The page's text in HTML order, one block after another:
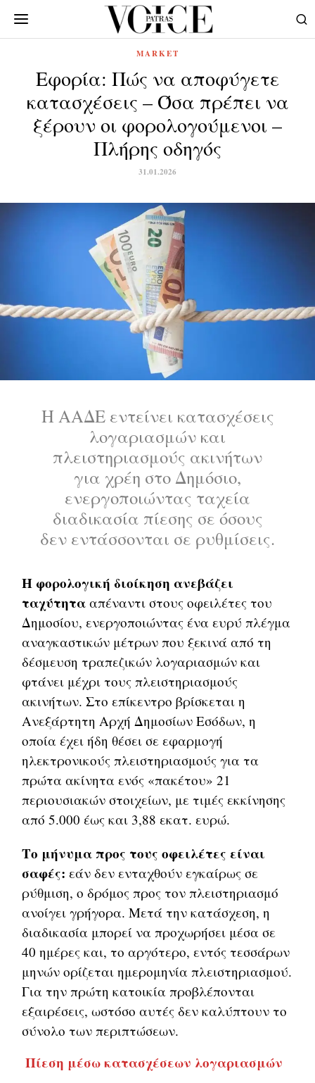
MARKET
Εφορία: Πώς να αποφύγετε
κατασχέσεις – Όσα πρέπει να
ξέρουν οι φορολογούμενοι –
Πλήρης οδηγός
31.01.2026
Η ΑΑΔΕ εντείνει κατασχέσεις
λογαριασμών και
πλειστηριασμούς ακινήτων
για χρέη στο Δημόσιο,
ενεργοποιώντας ταχεία
διαδικασία πίεσης σε όσους
δεν εντάσσονται σε ρυθμίσεις.
Η φορολογική διοίκηση ανεβάζει
ταχύτητα απέναντι στους οφειλέτες του
Δημοσίου, ενεργοποιώντας ένα ευρύ πλέγμα
αναγκαστικών μέτρων που ξεκινά από τη
δέσμευση τραπεζικών λογαριασμών και
φτάνει μέχρι τους πλειστηριασμούς
ακινήτων. Στο επίκεντρο βρίσκεται η
Ανεξάρτητη Αρχή Δημοσίων Εσόδων, η
οποία έχει ήδη θέσει σε εφαρμογή
ηλεκτρονικούς πλειστηριασμούς για τα
πρώτα ακίνητα ενός «πακέτου» 21
περιουσιακών στοιχείων, με τιμές εκκίνησης
από 5.000 έως και 3,88 εκατ. ευρώ.
Το μήνυμα προς τους οφειλέτες είναι
σαφές: εάν δεν ενταχθούν εγκαίρως σε
ρύθμιση, ο δρόμος προς τον πλειστηριασμό
ανοίγει γρήγορα. Μετά την κατάσχεση, η
διαδικασία μπορεί να προχωρήσει μέσα σε
40 ημέρες και, το αργότερο, εντός τεσσάρων
μηνών ορίζεται ημερομηνία πλειστηριασμού.
Για την πρώτη κατοικία προβλέπονται
εξαιρέσεις, ωστόσο αυτές δεν καλύπτουν το
σύνολο των περιπτώσεων.
Πίεση μέσω κατασχέσεων λογαριασμών